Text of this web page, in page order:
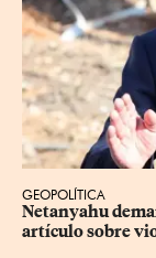
GEOPOLÍTICA
Netanyahu
artículo sobre